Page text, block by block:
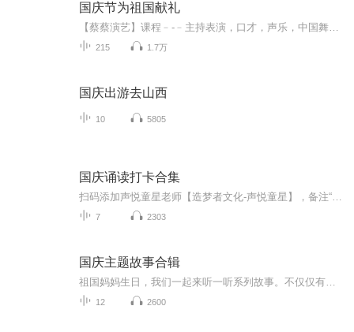
国庆节为祖国献礼
215 1.7万
国庆出游去山西
10 5805
国庆诵读打卡合集
7 2303
国庆主题故事合辑
12 2600